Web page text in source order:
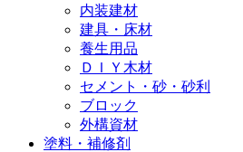
内装建材
建具・床材
養生用品
ＤＩＹ木材
セメント・砂・砂利
ブロック
外構資材
塗料・補修剤